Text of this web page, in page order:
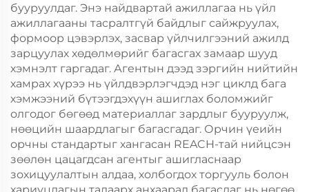
бууруулдаг. Энэ найдвартай ажиллагаа нь үйл
ажиллагааны тасралтгүй байдлыг сайжруулах,
формоор цэвэрлэх, засвар үйлчилгээний ажилд
зарцуулах хөдөлмөрийг багасгах замаар шууд
хэмнэлт гаргадаг. Агентын дээд зэргийн нийтийн
хамрах хүрээ нь үйлдвэрлэгчдэд нэг циклд бага
хэмжээний бүтээгдэхүүн ашиглах боломжийг
олгодог бөгөөд материаллаг зардлыг бууруулж,
нөөцийн шаардлагыг багасгадаг. Орчин үеийн
орчны стандартыг хангасан REACH-тай нийцсэн
зөөлөн цацагдсан агентыг ашигласнаар
зохицуулалтын алдаа, холбогдох торгууль болон